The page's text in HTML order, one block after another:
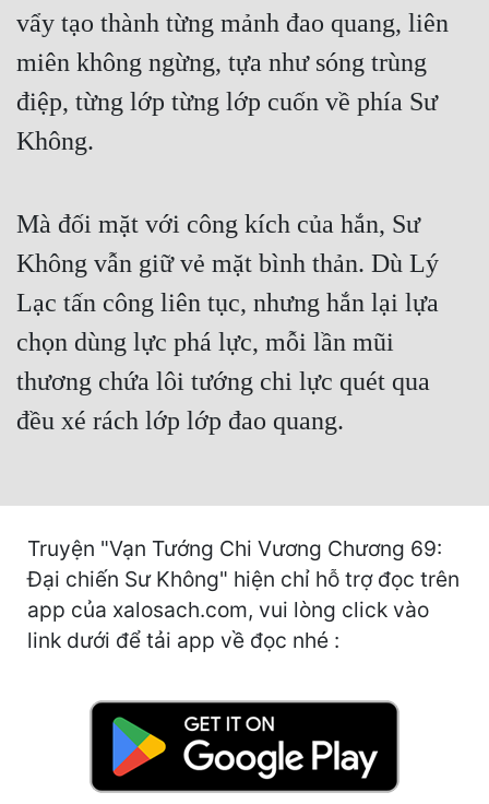
Gia Đấu
Góc Nhìn Nam
Góc Nhìn Nữ
Huyền Nghi
Huyền Ảo
Hài Hước
Hệ Thống
Học Đường
Kiếm Hiệp
Kỳ Huyễn
vẩy tạo thành từng mảnh đao quang, liên
miên không ngừng, tựa như sóng trùng
điệp, từng lớp từng lớp cuốn về phía Sư
Không.
Mà đối mặt với công kích của hắn, Sư
Không vẫn giữ vẻ mặt bình thản. Dù Lý
Lạc tấn công liên tục, nhưng hắn lại lựa
chọn dùng lực phá lực, mỗi lần mũi
thương chứa lôi tướng chi lực quét qua
đều xé rách lớp lớp đao quang.
Truyện "Vạn Tướng Chi Vương Chương 69:
Đại chiến Sư Không" hiện chỉ hỗ trợ đọc trên
app của xalosach.com, vui lòng click vào
link dưới để tải app về đọc nhé :